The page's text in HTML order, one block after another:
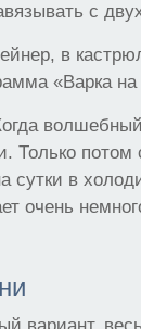
с
в
«Варка на
Только
сутки в
очень